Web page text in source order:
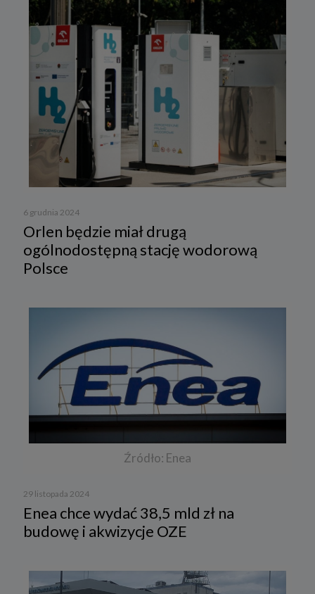
6 grudnia 2024
Orlen będzie miał drugą
ogólnodostępną stację wodorową
Polsce
Źródło: Enea
29 listopada 2024
Enea chce wydać 38,5 mld zł na
budowę i akwizycje OZE